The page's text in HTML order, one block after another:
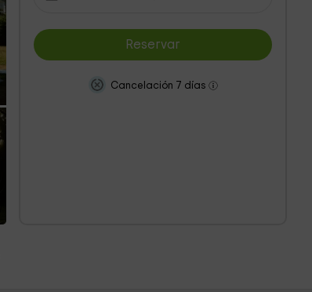
Reservar
Cancelación 7 días